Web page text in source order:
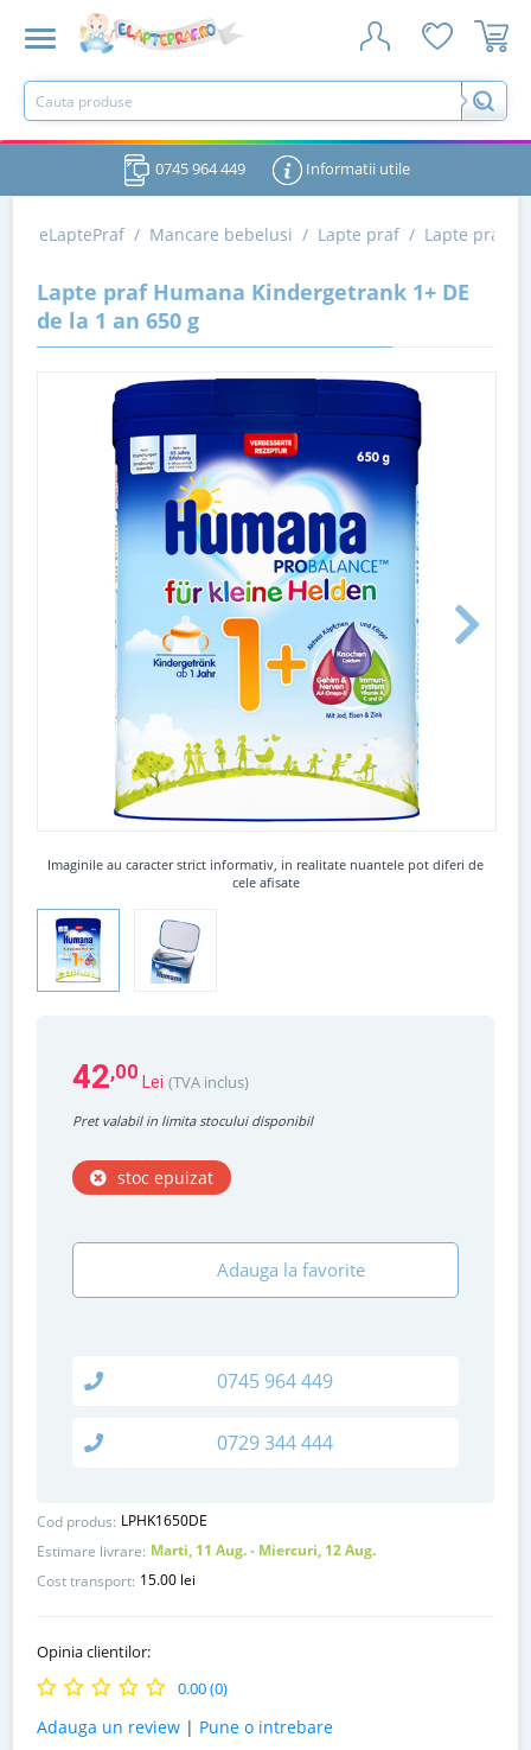
0745 964 449 Informatii utile
eLaptePraf / Mancare bebelusi / Lapte praf / Lapte praf
Lapte praf Humana Kindergetrank 1+ DE
de la 1 an 650 g
Imaginile au caracter strict informativ, in realitate nuantele pot diferi de
cele afisate
Cod produs: LPHK1650DE
Estimare livrare: Marti, 11 Aug. - Miercuri, 12 Aug.
Cost transport: 15.00 lei
Opinia clientilor:
0.00 (0)
Adauga un review | Pune o intrebare
42,00 Lei (TVA inclus)
Pret valabil in limita stocului disponibil
stoc epuizat
Adauga la favorite
0745 964 449
0729 344 444